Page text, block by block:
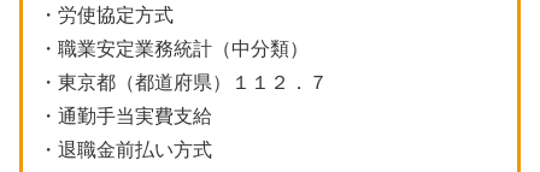
・労使協定方式
・職業安定業務統計（中分類）
・東京都（都道府県）１１２．７
・通勤手当実費支給
・退職金前払い方式